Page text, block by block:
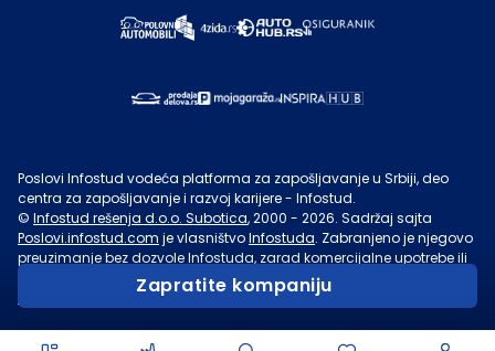
Zapratite kompaniju
Poslovi Infostud vodeća platforma za zapošljavanje u Srbiji, deo
centra za zapošljavanje i razvoj karijere - Infostud.
© Infostud rešenja d.o.o. Subotica, 2000 - 2026. Sadržaj sajta
Poslovi.infostud.com je vlasništvoInfostuda. Zabranjeno je njegovo
preuzimanje bez dozvoleInfostuda, zarad komercijalne upotrebe ili
u druge svrhe, osim za lične potrebe posetilaca sajta.